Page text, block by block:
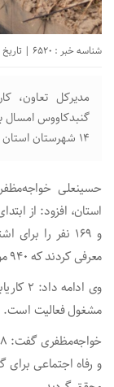
شناسه خبر : 6520 | تاریخ انتشار : 21 اسفند 1401 - 21:38 |
مدیرکل تعاون،
۱۴ شهرستان استان به خود اختصاص دادند.
حسینعلی
و ۱۶۹ نفر را
معرفی کردند که ۹۴۰ مورد مربوط به گنبدکاووس بود.
مشغول فعالیت است.
و رفاه اجتماعی